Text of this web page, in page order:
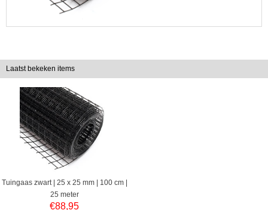
Laatst bekeken items
Tuingaas zwart | 25 x 25 mm | 100 cm |
25 meter
€88,95